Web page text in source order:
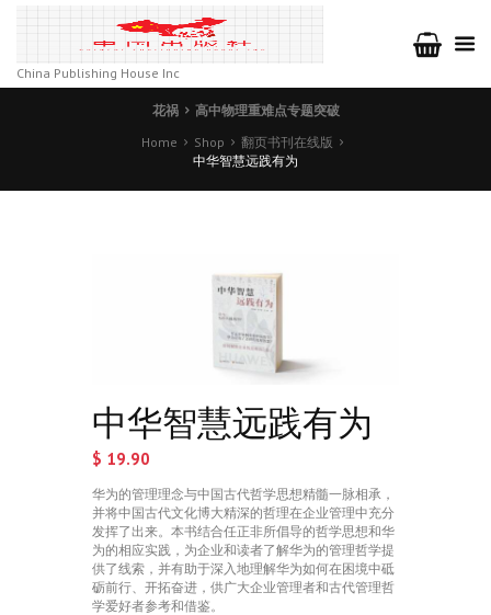
China Publishing House Inc
花祸
高中物理重难点专题突破
Home
Shop
翻页书刊在线版
中华智慧远践有为
中华智慧远践有为
$ 19.90
华为的管理理念与中国古代哲学思想精髓一脉相承，
并将中国古代文化博大精深的哲理在企业管理中充分
发挥了出来。本书结合任正非所倡导的哲学思想和华
为的相应实践，为企业和读者了解华为的管理哲学提
供了线索，并有助于深入地理解华为如何在困境中砥
砺前行、开拓奋进，供广大企业管理者和古代管理哲
学爱好者参考和借鉴。